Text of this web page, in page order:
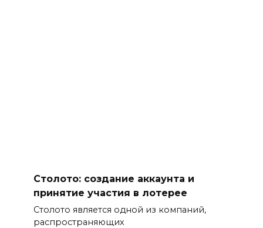
Столото: создание аккаунта и
принятие участия в лотерее
Столото является одной из компаний,
распространяющих